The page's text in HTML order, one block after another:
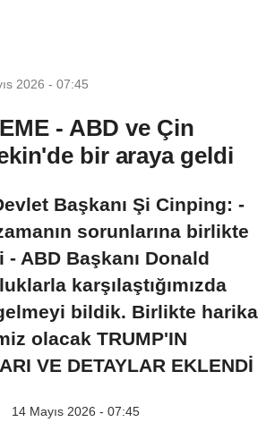
2026 - 07:45
- ABD ve Çin
bir araya geldi
Başkanı Şi Cinping: -
sorunlarına birlikte
- ABD Başkanı Donald
karşılaştığımızda
bildik. Birlikte harika
olacak TRUMP'IN
VE DETAYLAR EKLENDİ
14 Mayıs 2026 - 07:45